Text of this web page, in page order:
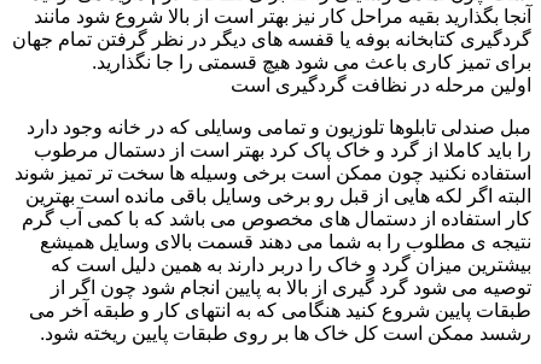
آنجا بگذارید بقیه مراحل کار نیز بهتر است از بالا شروع شود مانند
گردگیری کتابخانه بوفه یا قفسه های دیگر در نظر گرفتن تمام جهان
برای تمیز کاری باعث می شود هیچ قسمتی را جا نگذارید.
اولین مرحله در نظافت گردگیری است
مبل صندلی تابلوها تلوزیون و تمامی وسایلی که در خانه وجود دارد
را باید کاملا از گرد و خاک پاک کرد بهتر است از دستمال مرطوب
استفاده نکنید چون ممکن است برخی وسیله ها سخت تر تمیز شوند
البته اگر لکه هایی از قبل رو برخی وسایل باقی مانده است بهترین
کار استفاده از دستمال های مخصوص می باشد که با کمی آب گرم
نتیجه ی مطلوب را به شما می دهند قسمت بالای وسایل همیشع
بیشترین میزان گرد و خاک را دربر دارند به همین دلیل است که
توصیه می شود گرد گیری از بالا به پایین انجام شود چون اگر از
طبقات پایین شروع کنید هنگامی که به انتهای کار و طبقه آخر می
رشسد ممکن است کل خاک ها بر روی طبقات پایین ریخته شود.